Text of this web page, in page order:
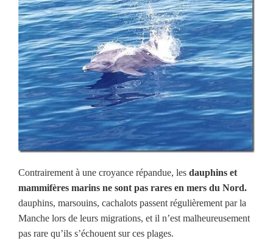
Contrairement à une croyance répandue, les dauphins et
mammifères marins ne sont pas rares en mers du Nord.
dauphins, marsouins, cachalots passent régulièrement par la
Manche lors de leurs migrations, et il n’est malheureusement
pas rare qu’ils s’échouent sur ces plages.